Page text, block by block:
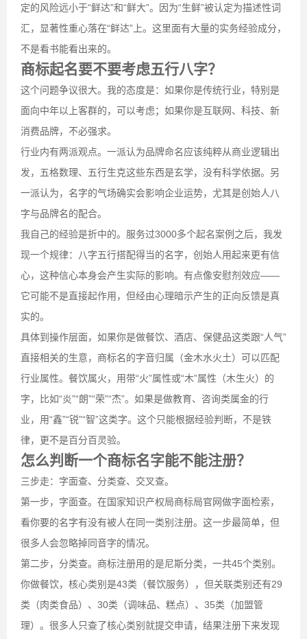
定的风险远小于“鲜达”和“鲜大”。因为“生鲜”被认定为描述性词
汇，显著性重心落在“鲜达”上。这里面有大量的实务经验成分，
不是看书能看出来的。
商标起名要不要考虑五行八字？
这个问题争议很大。我的态度是：如果你是传统行业，特别是
面向中年以上客群的，可以考虑；如果你是互联网、科技、新
消费品牌，不必强求。
行业内有两派观点。一派认为品牌命名应该纯粹从商业逻辑出
发，五格数理、五行生克这些东西是玄学，没有科学依据。另
一派认为，名字的气场确实会影响企业运势，尤其是创始人八
字与品牌名的配合。
我自己的经验是折中的。服务过3000多个起名案例之后，我发
现一个规律：八字五行搭配得当的名字，创始人用起来更有信
心，这种信心本身会产生实际的影响。有点像安慰剂效应——
它可能不是直接起作用，但经由心理暗示产生的正向反馈是真
实的。
具体到操作层面，如果你是做餐饮、酒店、保健品这类跟“人气”
直接相关的生意，商标名的字音归属（金木水火土）可以匹配
行业属性。餐饮属火，用带“火”属性或“木”属性（木生火）的
字，比如“炎”“朗”“荣”“杰”。如果是做教育、咨询类属金的行
业，用“鑫”“锐”“智”这类字。这个只能根据经验判断，不是铁
律，更不是百分百灵验。
怎么判断一个商标名字能不能注册？
三步走：字面查、分类查、交叉查。
第一步，字面查。在国家知识产权局商标局官网做字面检索，
看你要的名字有没有被人在同一类别注册。这一步最简单，但
很多人会忽略掉同音字的情况。
第二步，分类查。商标注册用的是尼斯分类，一共45个类别。
你做餐饮，核心类别是43类（餐饮服务），但关联类别还有29
类（肉类食品）、30类（调味品、糕点）、35类（加盟管
理）。很多人只查了核心类别就提交申请，结果注册下来发现